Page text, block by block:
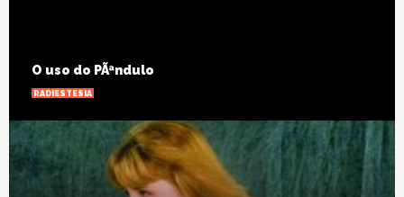
O uso do PÃªndulo
RADIESTESIA